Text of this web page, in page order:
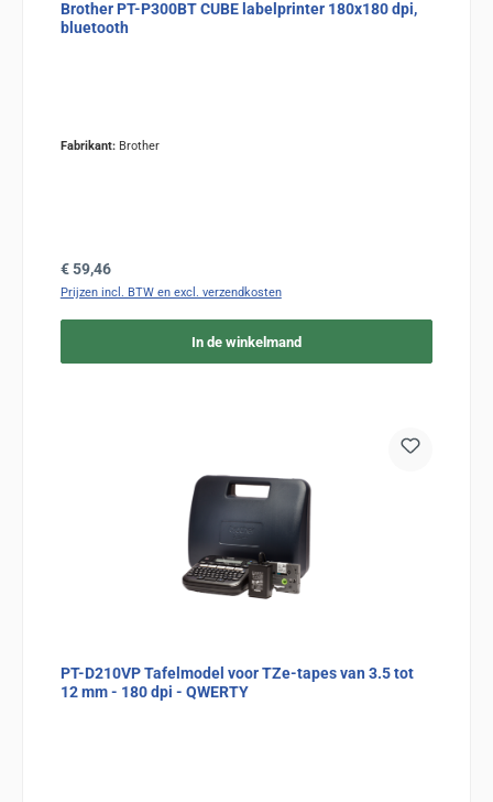
Brother PT-P300BT CUBE labelprinter 180x180 dpi,
bluetooth
Fabrikant: Brother
Normale prijs:
€ 59,46
Prijzen incl. BTW en excl. verzendkosten
In de winkelmand
PT-D210VP Tafelmodel voor TZe-tapes van 3.5 tot
12 mm - 180 dpi - QWERTY